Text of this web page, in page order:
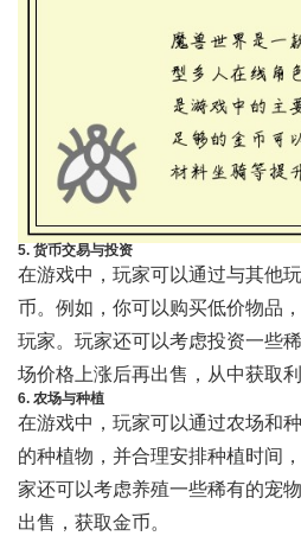
5. 货币交易与投资
在游戏中，玩家可以通过与其他
币。例如，你可以购买低价物品
玩家。玩家还可以考虑投资一些
场价格上涨后再出售，从中获取利
6. 农场与种植
在游戏中，玩家可以通过农场和
的种植物，并合理安排种植时间
家还可以考虑养殖一些稀有的宠
出售，获取金币。